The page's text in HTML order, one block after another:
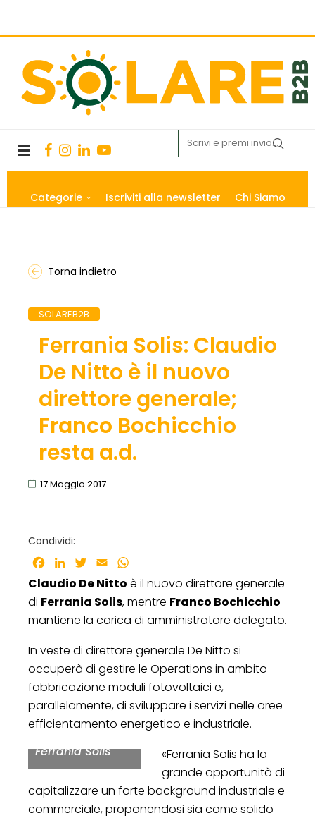
Categorie Iscriviti alla newsletter Chi Siamo
Torna indietro
SOLAREB2B
Ferrania Solis: Claudio
De Nitto è il nuovo
direttore generale;
Franco Bochicchio
resta a.d.
17 Maggio 2017
Condividi:
Facebook
LinkedInTwitter
Email
Claudio De Nitto è il nuovo direttore generale
di Ferrania Solis, mentre Franco Bochicchio
mantiene la carica di amministratore delegato.
In veste di direttore generale De Nitto si
occuperà di gestire le Operations in ambito
fabbricazione moduli fotovoltaici e,
parallelamente, di sviluppare i servizi nelle aree
efficientamento energetico e industriale.
Claudio De Nitto,
nuovo direttore
generale di
Ferrania Solis
«Ferrania Solis ha la
grande opportunità di
capitalizzare un forte background industriale e
commerciale, proponendosi sia come solido